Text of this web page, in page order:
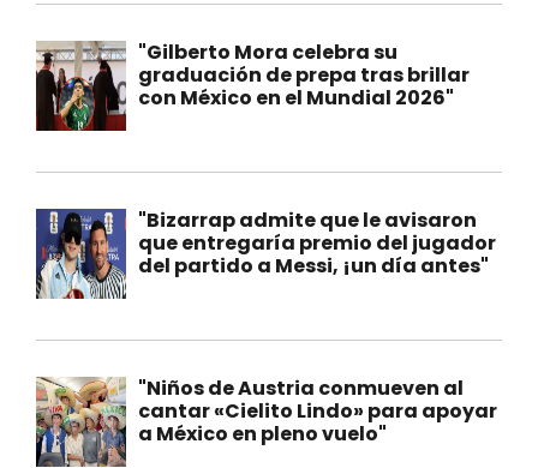
"Gilberto Mora celebra su
graduación de prepa tras brillar
con México en el Mundial 2026"
"Bizarrap admite que le avisaron
que entregaría premio del jugador
del partido a Messi, ¡un día antes"
"Niños de Austria conmueven al
cantar «Cielito Lindo» para apoyar
a México en pleno vuelo"